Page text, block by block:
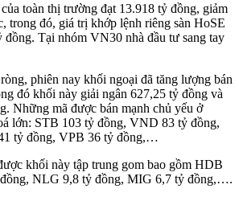
toàn thị trường đạt 13.918 tỷ đồng, giảm
trong đó, giá trị khớp lệnh riêng sàn HoSE
đồng. Tại nhóm VN30 nhà đầu tư sang tay
phiên nay khối ngoại đã tăng lượng bán
đó khối này giải ngân 627,25 tỷ đồng và
Những mã được bán mạnh chủ yếu ở
lớn: STB 103 tỷ đồng, VND 83 tỷ đồng,
tỷ đồng, VPB 36 tỷ đồng,…
khối này tập trung gom bao gồm HDB
NLG 9,8 tỷ đồng, MIG 6,7 tỷ đồng,….